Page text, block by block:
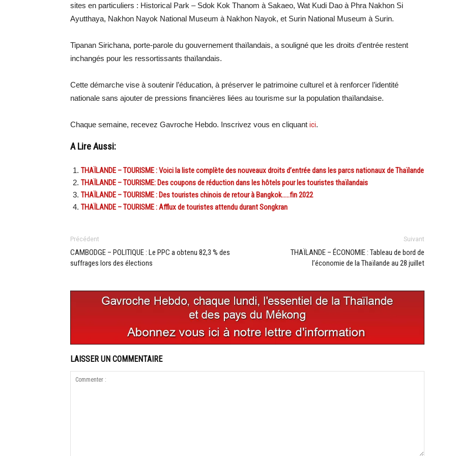
sites en particuliers : Historical Park – Sdok Kok Thanom à Sakaeo, Wat Kudi Dao à Phra Nakhon Si
Ayutthaya, Nakhon Nayok National Museum à Nakhon Nayok, et Surin National Museum à Surin.
Tipanan Sirichana, porte-parole du gouvernement thaïlandais, a souligné que les droits d’entrée restent
inchangés pour les ressortissants thaïlandais.
Cette démarche vise à soutenir l’éducation, à préserver le patrimoine culturel et à renforcer l’identité
nationale sans ajouter de pressions financières liées au tourisme sur la population thaïlandaise.
Chaque semaine, recevez Gavroche Hebdo. Inscrivez vous en cliquant ici.
A Lire Aussi:
THAÏLANDE – TOURISME : Voici la liste complète des nouveaux droits d’entrée dans les parcs nationaux de Thaïlande
THAÏLANDE – TOURISME: Des coupons de réduction dans les hôtels pour les touristes thaïlandais
THAÏLANDE – TOURISME : Des touristes chinois de retour à Bangkok…..fin 2022
THAÏLANDE – TOURISME : Afflux de touristes attendu durant Songkran
Précédent
CAMBODGE – POLITIQUE : Le PPC a obtenu 82,3 % des
suffrages lors des élections
Suivant
THAÏLANDE – ÉCONOMIE : Tableau de bord de
l’économie de la Thaïlande au 28 juillet
LAISSER UN COMMENTAIRE